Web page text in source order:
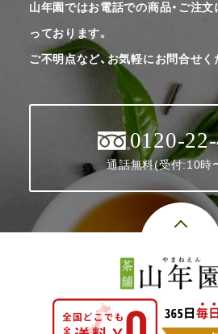
山年園ではお電話での商品・ご注
っております。
ご不明点など、お気軽にお問合せく
0120-
通話無料(受付:10時